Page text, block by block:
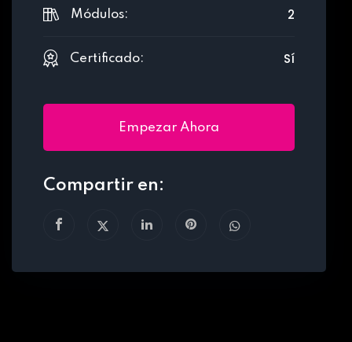
Módulos: 2
Certificado: Sí
Empezar Ahora
Compartir en: